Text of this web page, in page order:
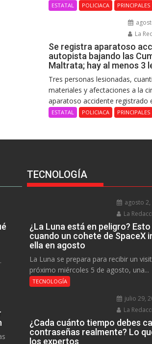
ESTATAL POLICIACA PRINCIPALES
La
Se registra aparatoso
autopista bajando las
Maltrata; hay al menos 3
Tres personas lesionadas,
materiales y afectaciones a la
aparatoso accidente registrado
ESTATAL POLICIACA PRINCIPALES
TECNOLOGÍA
agosto 2,
La
¿La Luna está en peligro?
cuando un cohete de SpaceX
ella en agosto
La Luna se prepara para recibir un
próximo miércoles 5 de agosto, una...
TECNOLOGÍA
julio 29,
La
¿Cada cuánto tiempo debes
contraseñas realmente? Lo
los expertos